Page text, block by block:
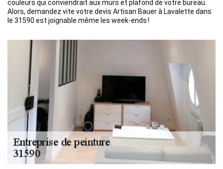
couleurs qui conviendrait aux murs et plafond de votre bureau.
Alors, demandez vite votre devis Artisan Bauer à Lavalette dans
le 31590 est joignable même les week-ends !